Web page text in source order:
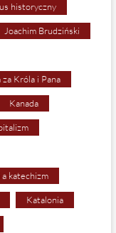
historyczny
Joachim Brudziński
Króla i Pana
Kanada
katechizm
Katalonia